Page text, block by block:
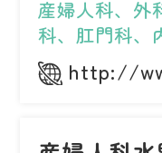
産婦人科、外
科、肛門科、
http://